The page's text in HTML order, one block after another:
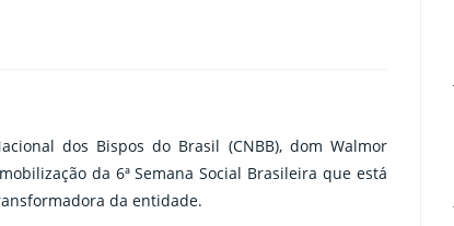
dos Bispos do Brasil (CNBB), dom Walmor
da 6ª Semana Social Brasileira que está
da entidade.